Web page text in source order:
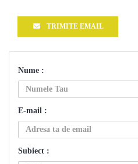
TRIMITE EMAIL
Nume :
E-mail :
Subiect :